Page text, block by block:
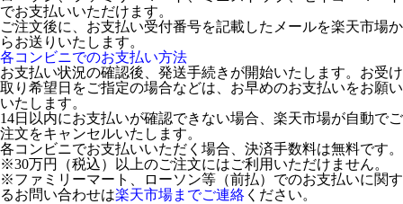
でお支払いいただけます。
ご注文後に、お支払い受付番号を記載したメールを楽天市場か
らお送りいたします。
各コンビニでのお支払い方法
お支払い状況の確認後、発送手続きが開始いたします。お受け
取り希望日をご指定の場合などは、お早めのお支払いをお願い
いたします。
14日以内にお支払いが確認できない場合、楽天市場が自動でご
注文をキャンセルいたします。
各コンビニでお支払いいただく場合、決済手数料は無料です。
※30万円（税込）以上のご注文にはご利用いただけません。
※ファミリーマート、ローソン等（前払）でのお支払いに関す
るお問い合わせは楽天市場までご連絡 ください。